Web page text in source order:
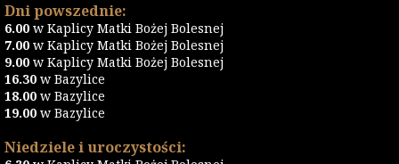
Dni powszednie:
6.00 w Kaplicy Matki Bożej Bolesnej
7.00 w Kaplicy Matki Bożej Bolesnej
9.00 w Kaplicy Matki Bożej Bolesnej
16.30 w Bazylice
18.00 w Bazylice
19.00 w Bazylice
Niedziele i uroczystości: